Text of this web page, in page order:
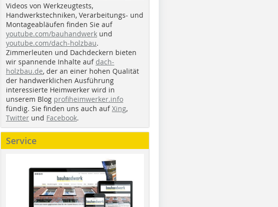
Videos von Werkzeugtests,
Handwerkstechniken, Verarbeitungs- und
Montageabläufen finden Sie auf
youtube.com/bauhandwerk und
youtube.com/dach-holzbau.
Zimmerleuten und Dachdeckern bieten
wir spannende Inhalte auf dach-
holzbau.de, der an einer hohen Qualität
der handwerklichen Ausführung
interessierte Heimwerker wird in
unserem Blog profiheimwerker.info
fündig. Sie finden uns auch aufXing,
Twitter und Facebook.
Service